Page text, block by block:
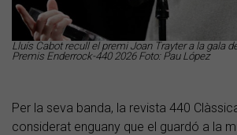
Lluís Cabot recull el premi Joan Trayter a la gala
Premis Enderrock-440 2026 Foto: Pau López
Per la seva banda, la revista 440
considerat enguany que el guardó a la